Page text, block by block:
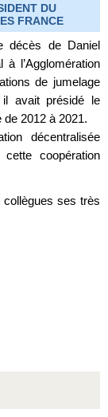
DU
FRANCE
décès de Daniel
à l’Agglomération
de jumelage
il avait présidé le
2012 à 2021.
décentralisée
coopération
ses très